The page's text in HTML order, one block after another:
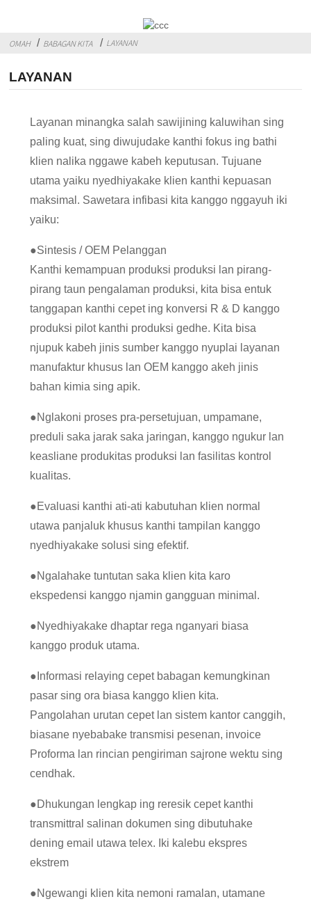
OMAH BABAGAN KITA LAYANAN
LAYANAN
Layanan minangka salah sawijining kaluwihan sing
paling kuat, sing diwujudake kanthi fokus ing bathi
klien nalika nggawe kabeh keputusan. Tujuane
utama yaiku nyedhiyakake klien kanthi kepuasan
maksimal. Sawetara infibasi kita kanggo nggayuh iki
yaiku:
●Sintesis / OEM Pelanggan
Kanthi kemampuan produksi produksi lan pirang-
pirang taun pengalaman produksi, kita bisa entuk
tanggapan kanthi cepet ing konversi R & D kanggo
produksi pilot kanthi produksi gedhe. Kita bisa
njupuk kabeh jinis sumber kanggo nyuplai layanan
manufaktur khusus lan OEM kanggo akeh jinis
bahan kimia sing apik.
●Nglakoni proses pra-persetujuan, umpamane,
preduli saka jarak saka jaringan, kanggo ngukur lan
keasliane produkitas produksi lan fasilitas kontrol
kualitas.
●Evaluasi kanthi ati-ati kabutuhan klien normal
utawa panjaluk khusus kanthi tampilan kanggo
nyedhiyakake solusi sing efektif.
●Ngalahake tuntutan saka klien kita karo
ekspedensi kanggo njamin gangguan minimal.
●Nyedhiyakake dhaptar rega nganyari biasa
kanggo produk utama.
● Informasi relaying cepet babagan kemungkinan
pasar sing ora biasa kanggo klien kita.
Pangolahan urutan cepet lan sistem kantor canggih,
biasane nyebabake transmisi pesenan, invoice
Proforma lan rincian pengiriman sajrone wektu sing
cendhak.
●Dhukungan lengkap ing reresik cepet kanthi
transmittral salinan dokumen sing dibutuhake
dening email utawa telex. Iki kalebu ekspres
ekstrem
●Ngewangi klien kita nemoni ramalan, utamane